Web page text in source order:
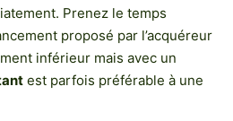
Prenez le temps
proposé par l’acquéreur
inférieur mais avec un
est parfois préférable à une